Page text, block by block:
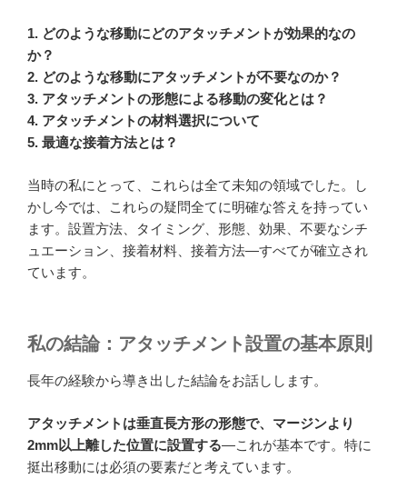
1. どのような移動にどのアタッチメントが効果的なの
か？
2. どのような移動にアタッチメントが不要なのか？
3. アタッチメントの形態による移動の変化とは？
4. アタッチメントの材料選択について
5. 最適な接着方法とは？
当時の私にとって、これらは全て未知の領域でした。し
かし今では、これらの疑問全てに明確な答えを持ってい
ます。設置方法、タイミング、形態、効果、不要なシチ
ュエーション、接着材料、接着方法—すべてが確立され
ています。
私の結論：アタッチメント設置の基本原則
長年の経験から導き出した結論をお話しします。
アタッチメントは垂直長方形の形態で、マージンより
2mm以上離した位置に設置する—これが基本です。特に
挺出移動には必須の要素だと考えています。